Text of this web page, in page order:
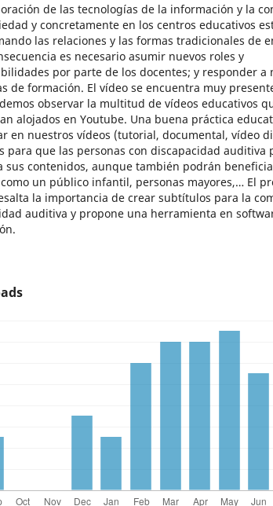
de las tecnologías de la información y la
y concretamente en los centros educativos
las relaciones y las formas tradicionales de
es necesario asumir nuevos roles y
por parte de los docentes; y responder a
de formación. El vídeo se encuentra muy
observar la multitud de vídeos educativos
alojados en Youtube. Una buena práctica
en nuestros vídeos (tutorial, documental, vídeo
para que las personas con discapacidad auditiva
sus contenidos, aunque también podrán
un público infantil, personas mayores,… El
la importancia de crear subtítulos para la
auditiva y propone una herramienta en